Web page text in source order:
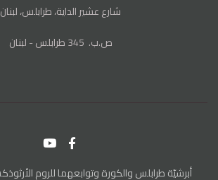
شارع عشير الداية، طرابلس، لبنان
ص‭.‬ب. ‬345‭ ‬ طرابلس‭ - ‬لبنان